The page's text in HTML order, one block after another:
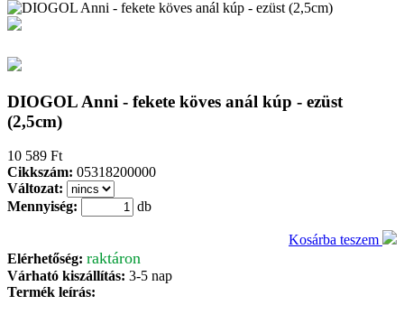
DIOGOL Anni - fekete köves anál kúp - ezüst
(2,5cm)
10 589 Ft
Cikkszám: 05318200000
Változat:
Mennyiség:
db
Kosárba teszem
Elérhetőség: raktáron
Várható kiszállítás: 3-5 nap
Termék leírás: